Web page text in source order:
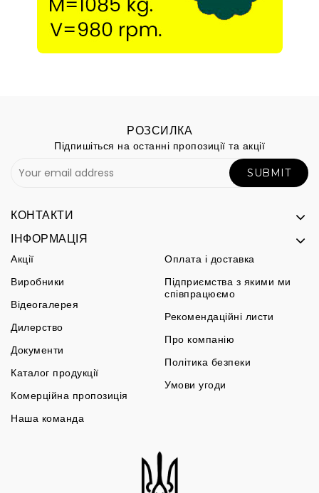
РОЗСИЛКА
Підпишіться на останні пропозиції та акції
SUBMIT
КОНТАКТИ
ІНФОРМАЦІЯ
Акції
Виробники
Відеогалерея
Дилерство
Документи
Каталог продукції
Комерційна пропозиція
Наша команда
Оплата і доставка
Підприємства з якими ми
співпрацюємо
Рекомендаційні листи
Про компанію
Політика безпеки
Умови угоди